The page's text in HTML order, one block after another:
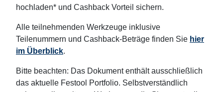
hochladen* und Cashback Vorteil sichern.
Alle teilnehmenden Werkzeuge inklusive
Teilenummern und Cashback-Beträge finden Sie hier
im Überblick.
Bitte beachten: Das Dokument enthält ausschließlich
das aktuelle Festool Portfolio. Selbstverständlich